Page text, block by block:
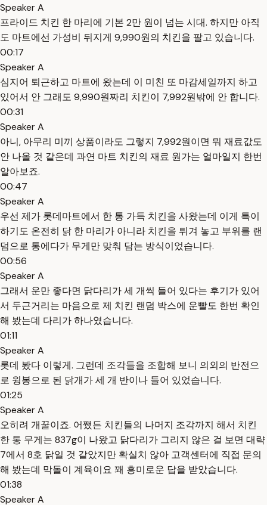
Speaker A
프라이드 치킨 한 마리에 기본 2만 원이 넘는 시대. 하지만 아직
도 마트에선 가성비 뒤지게 9,990원의 치킨을 팔고 있습니다.
00:17
Speaker A
심지어 퇴근하고 마트에 왔는데 이 미친 또 마감세일까지 하고
있어서 안 그래도 9,990원짜리 치킨이 7,992원밖에 안 합니다.
00:31
Speaker A
아니, 아무리 미끼 상품이라도 그렇지 7,992원이면 뭐 재료값도
안 나올 것 같은데 과연 마트 치킨의 재료 원가는 얼마일지 한번
알아보죠.
00:47
Speaker A
우선 제가 롯데마트에서 한 통 가득 치킨을 사왔는데 이게 특이
하기도 온전히 닭 한 마리가 아니라 치킨을 튀겨 놓고 부위를 랜
덤으로 통에다가 무게만 맞춰 담는 방식이었습니다.
00:56
Speaker A
그래서 운만 좋다면 닭다리가 세 개씩 들어 있다는 후기가 있어
서 두근거리는 마음으로 제 치킨 랜덤 박스에 운빨도 한번 확인
해 봤는데 다리가 하나였습니다.
01:11
Speaker A
롯데 봤다 이렇게. 그런데 조각들을 조합해 보니 의외의 반전으
로 윙봉으로 된 닭개가 세 개 반이나 들어 있었습니다.
01:25
Speaker A
오히려 개꿀이죠. 어쨌든 치킨들의 나머지 조각까지 해서 치킨
한 통 무게는 837g이 나왔고 닭다리가 그리지 않은 걸 보면 대략
7에서 8호 닭일 것 같았지만 확실치 않아 고객센터에 직접 문의
해 봤는데 막돌이 계육이요 꽤 흥미로운 답을 받았습니다.
01:38
Speaker A